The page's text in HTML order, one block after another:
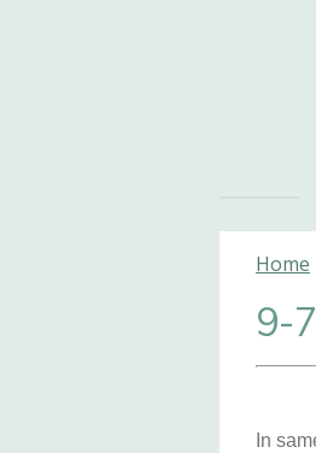
Home
9-
In